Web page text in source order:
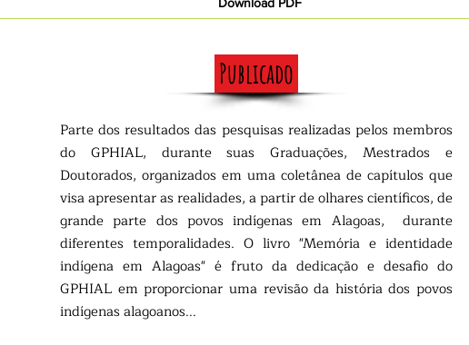
Publicado
Parte dos resultados das pesquisas realizadas pelos membros
do GPHIAL, durante suas Graduações, Mestrados e
Doutorados, organizados em uma coletânea de capítulos que
visa apresentar as realidades, a partir de olhares científicos, de
grande parte dos povos indígenas em Alagoas, durante
diferentes temporalidades. O livro "Memória e identidade
indígena em Alagoas" é fruto da dedicação e desafio do
GPHIAL em proporcionar uma revisão da história dos povos
indígenas alagoanos...